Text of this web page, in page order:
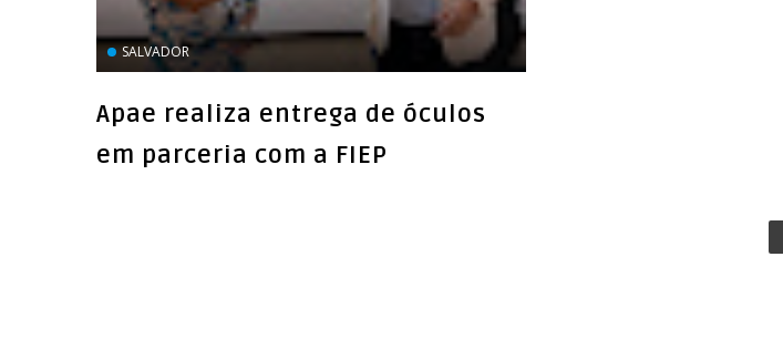
SALVADOR
Apae realiza entrega de óculos
em parceria com a FIEP